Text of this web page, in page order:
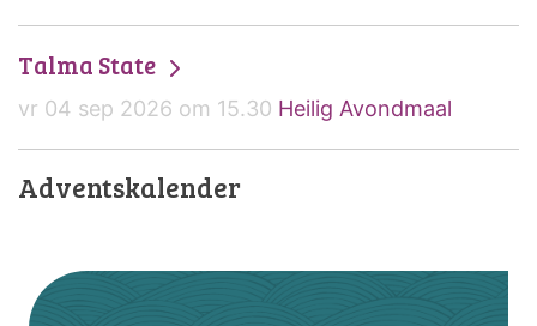
Talma State
vr 04 sep 2026 om 15.30 Heilig Avondmaal
Adventskalender